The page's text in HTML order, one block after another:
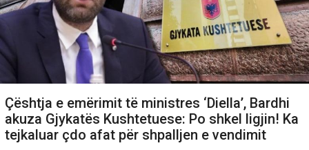
Çështja e emërimit të ministres ‘Diella’, Bardhi
akuza Gjykatës Kushtetuese: Po shkel ligjin! Ka
tejkaluar çdo afat për shpalljen e vendimit